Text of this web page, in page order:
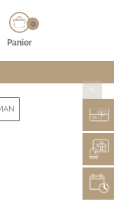
0
Panier
>